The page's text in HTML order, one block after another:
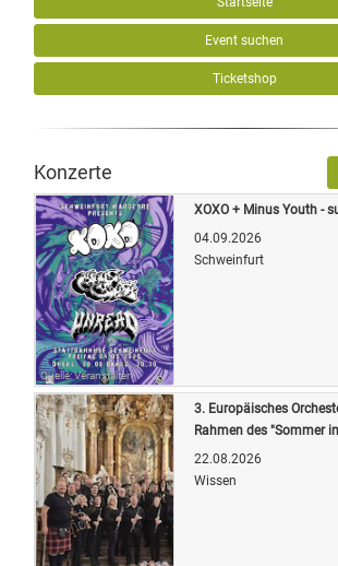
Event suchen
Ticketshop
Konzerte
Quelle: Veranstalter
XOXO + Minus Youth -
04.09.2026
Schweinfurt
3. Europäisches
Rahmen des "Sommer
22.08.2026
Wissen